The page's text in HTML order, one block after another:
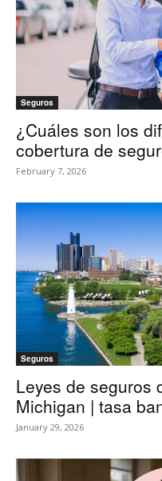
Seguros
¿Cuáles son los
cobertura de
February 7, 2026
Seguros
Leyes de seguros
Michigan | tasa
January 29, 2026